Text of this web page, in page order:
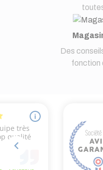
Des
fonction